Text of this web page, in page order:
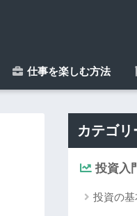
仕事を楽しむ方法
カテゴリ
投資入
投資の基